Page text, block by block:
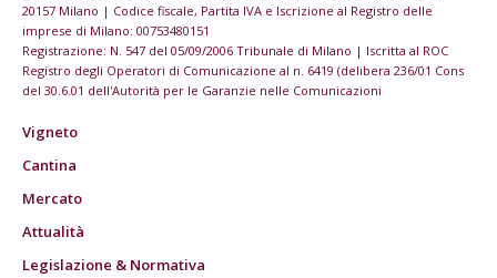
20157 Milano | Codice fiscale, Partita IVA e Iscrizione al Registro delle
imprese di Milano: 00753480151
Registrazione: N. 547 del 05/09/2006 Tribunale di Milano | Iscritta al ROC
Registro degli Operatori di Comunicazione al n. 6419 (delibera 236/01 Cons
del 30.6.01 dell'Autorità per le Garanzie nelle Comunicazioni
Vigneto
Cantina
Mercato
Attualità
Legislazione & Normativa